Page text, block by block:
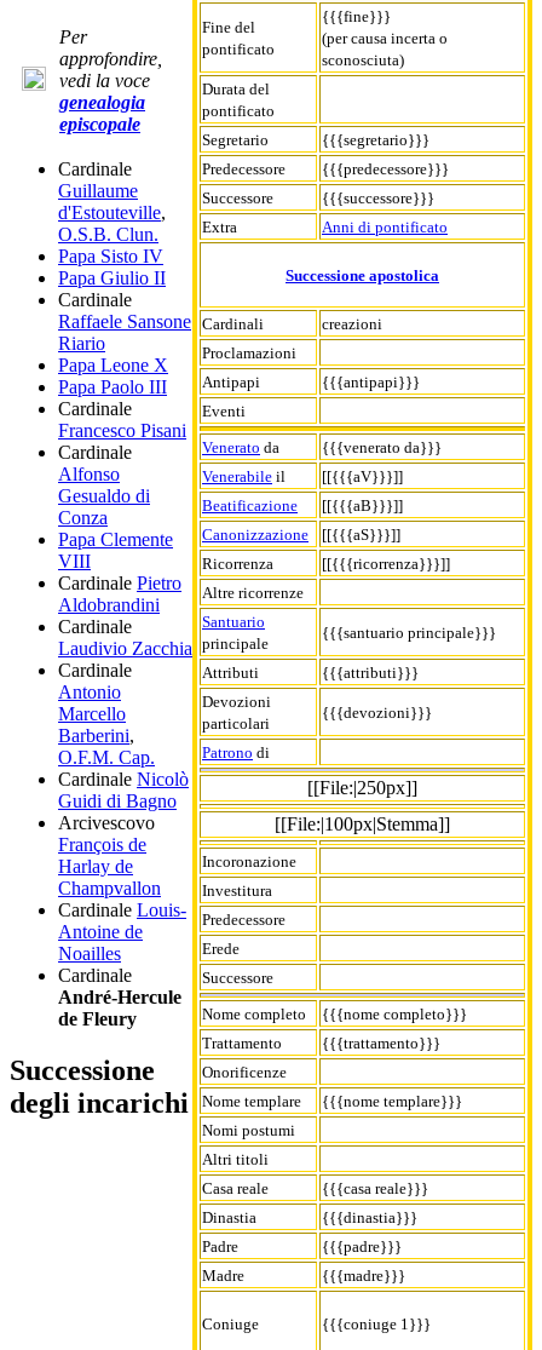
Fine del
pontificato
{{{fine}}}
(per causa incerta o
sconosciuta)
Durata del
pontificato
Segretario
{{{segretario}}}
Predecessore
{{{predecessore}}}
Successore
{{{successore}}}
Extra
Anni di pontificato
Successione apostolica
Cardinali
creazioni
Proclamazioni
Antipapi
{{{antipapi}}}
Eventi
Venerato da
{{{venerato da}}}
Venerabile il
[[{{{aV}}}]]
Beatificazione
[[{{{aB}}}]]
Canonizzazione
[[{{{aS}}}]]
Ricorrenza
[[{{{ricorrenza}}}]]
Altre ricorrenze
Santuario
principale
{{{santuario principale}}}
Attributi
{{{attributi}}}
Devozioni
particolari
{{{devozioni}}}
Patrono di
[[File:|250px]]
[[File:|100px|Stemma]]
Incoronazione
Investitura
Predecessore
Erede
Successore
Nome completo
{{{nome completo}}}
Trattamento
{{{trattamento}}}
Onorificenze
Nome templare
{{{nome templare}}}
Nomi postumi
Altri titoli
Casa reale
{{{casa reale}}}
Dinastia
{{{dinastia}}}
Padre
{{{padre}}}
Madre
{{{madre}}}
Coniuge {{{coniuge 1}}}
Per
approfondire,
vedi la voce
genealogia
episcopale
Cardinale
Guillaume
d'Estouteville,
O.S.B. Clun.
Papa Sisto IV
Papa Giulio II
Cardinale
Raffaele Sansone
Riario
Papa Leone X
Papa Paolo III
Cardinale
Francesco Pisani
Cardinale
Alfonso
Gesualdo di
Conza
Papa Clemente
VIII
Cardinale Pietro
Aldobrandini
Cardinale
Laudivio Zacchia
Cardinale
Antonio
Marcello
Barberini,
O.F.M. Cap.
Cardinale Nicolò
Guidi di Bagno
Arcivescovo
François de
Harlay de
Champvallon
Cardinale Louis-
Antoine de
Noailles
Cardinale
André-Hercule
de Fleury
Successione
degli incarichi